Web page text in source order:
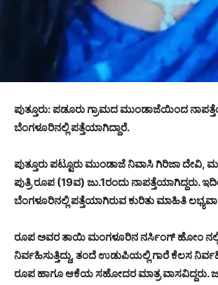
ಪುತ್ತೂರು: ಪಡೂರು ಗ್ರಾಮದ ಮುಂಡಾಜೆಯಿಂದ
ಬೆಂಗಳೂರಿನಲ್ಲಿ ಪತ್ತೆಯಾಗಿದ್ದಾರೆ.
ಪುತ್ತೂರು ಪಟ್ಟೂರು ಮುಂಡಾಜೆ ನಿವಾಸಿ ಗಿರಿಜಾ ದೇವಿ,
ಪುತ್ರಿ ರೂಪ (19ವ) ಜು.1ರಂದು ನಾಪತ್ತೆಯಾಗಿದ್ದರು.
ಬೆಂಗಳೂರಿನಲ್ಲಿ ಪತ್ತೆಯಾಗಿರುವ ಕುರಿತು ಮಾಹಿತಿ
ರೂಪ ಅವರ ತಾಯಿ ಮಂಗಳೂರಿನ ನರ್ಸಿಂಗ್ ಹೋಂ
ನಿರ್ವಹಿಸುತ್ತಿದ್ದು, ತಂದೆ ಉಡುಪಿಯಲ್ಲಿ ಗಾರೆ ಕೆಲಸ
ರೂಪ ಹಾಗೂ ಆಕೆಯ ಸಹೋದರ ಮಾತ್ರ ವಾಸವಿದ್ದರು.